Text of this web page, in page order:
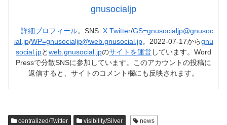
gnusocialjp
詳細プロフィール。SNS: X Twitter/GS=gnusocialjp@gnusoc
ial.jp/WP=gnusocialjp@web.gnusocial.jp。2022-07-17からgnu
social.jpとweb.gnusocial.jpのサイトを運営しています。Word
Pressで分散SNSに参加しています。このアカウントの投稿に
返信すると、サイトのコメント欄にも反映されます。
centralized/Twitter visibility/Silver news